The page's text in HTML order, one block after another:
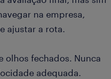
na empresa,
ajustar a rota.
olhos fechados. Nunca
adequada.